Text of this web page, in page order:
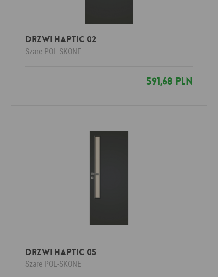
DRZWI HAPTIC 02
Szare POL-SKONE
591,68 PLN
DRZWI HAPTIC 05
Szare POL-SKONE